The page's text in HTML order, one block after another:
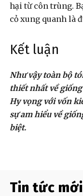
hại từ côn trùng.
cỏ xung quanh là
Kết luận
Như vậy toàn bộ
thiết nhất về giống
Hy vọng với vốn
sự am hiểu về
biệt.
Tin tức